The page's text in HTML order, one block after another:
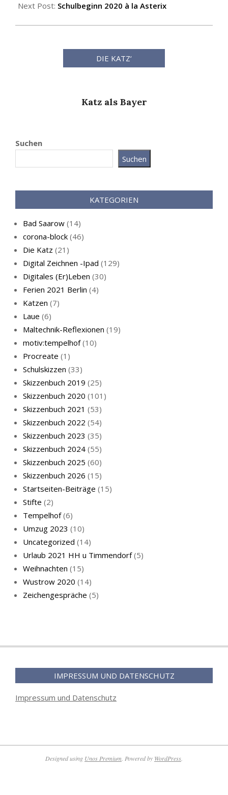
08
Next Post: Schulbeginn 2020 à la Asterix
DIE KATZ‘
Katz im
Katz als Bayer
Suchen
Suchen
KATEGORIEN
Bad Saarow (14)
corona-block (46)
Die Katz (21)
Digital Zeichnen -Ipad (129)
Digitales (Er)Leben (30)
Ferien 2021 Berlin (4)
Katzen (7)
Laue (6)
Maltechnik-Reflexionen (19)
motiv:tempelhof(10)
Procreate (1)
Schulskizzen (33)
Skizzenbuch 2019 (25)
Skizzenbuch 2020 (101)
Skizzenbuch 2021 (53)
Skizzenbuch 2022 (54)
Skizzenbuch 2023 (35)
Skizzenbuch 2024 (55)
Skizzenbuch 2025 (60)
Skizzenbuch 2026 (15)
Startseiten-Beiträge (15)
Stifte (2)
Tempelhof(6)
Umzug 2023 (10)
Uncategorized (14)
Urlaub 2021 HH u Timmendorf(5)
Weihnachten (15)
Wustrow 2020 (14)
Zeichengespräche (5)
IMPRESSUM UND DATENSCHUTZ
Impressum und Datenschutz
Designed using Unos Premium . Powered by WordPress